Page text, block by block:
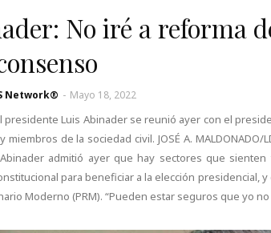
No iré a reforma
Network® - Mayo 18, 2022
l presidente Luis Abinader se reunió ayer con el
y miembros de la sociedad civil. JOSÉ A.
Abina­der admitió ayer que hay sectores que
para bene­ficiar a la elección presi­dencial,
Moderno (PRM). “Pueden estar seguros que yo